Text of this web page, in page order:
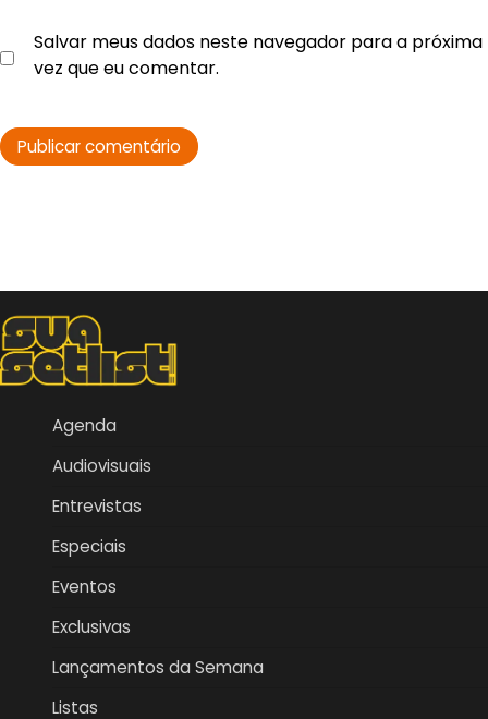
Salvar meus dados neste navegador para a próxima
vez que eu comentar.
Agenda
Audiovisuais
Entrevistas
Especiais
Eventos
Exclusivas
Lançamentos da Semana
Listas